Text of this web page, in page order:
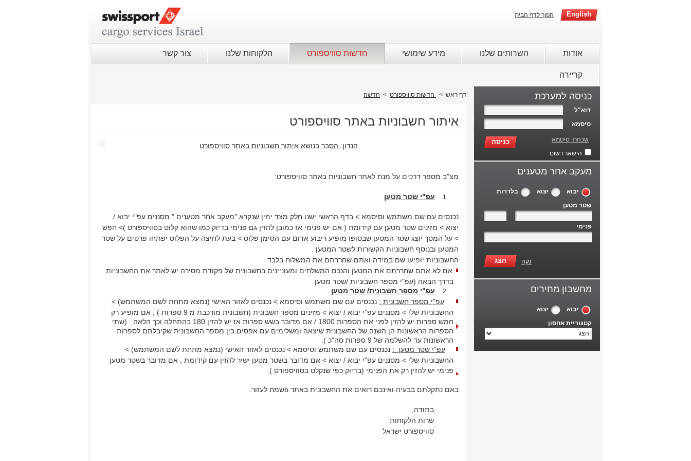
English הפוך לדף הבית
אודות השרותים שלנו מידע שימושי חדשות סוויספורט הלקוחות שלנו צור קשר
קריירה
כניסה למערכת
דוא"ל
סיסמא
שכחתי סיסמא כניסה
הישאר רשום
מעקב אחר מטענים
יבוא יצוא
בלדרות
שטר מטען
פנימי
הצג נקה
מחשבון מחירים
יבוא
יצוא
קטגוריית אחסון
דף ראשי > חדשות סוויספורט > חדשה
איתור חשבוניות באתר סוויספורט
הנדון: הסבר בנושא איתור חשבוניות באתר סוויספורט
מצ"ב מספר דרכים על מנת לאתר חשבוניות באתר סוויספורט:
1. עפ"י שטר מטען
נכנסים עם שם משתמש וסיסמא > בדף הראשי ישנו חלק מצד ימין שנקרא "מעקב אחר מטענים " מסננים עפ"י יבוא /
יצוא > מזינים שטר מטען עם קידומת ( אם יש פנימי אז כמובן להזין גם פנימי בדיוק כמו שהוא קלוט בסוויספורט )> חפש
> על המסך יוצג שטר המטען שבסופו מופיע ריבוע אדום עם הסימן פלוס > בעת לחיצה על הפלוס יפתחו פרטים על שטר
המטען ובנוסף חשבוניות הקשורות לשטר המטען .
החשבוניות יופיעו שם במידה ואתם שחררתם את המשלוח בלבד
אם לא אתם שחררתם את המטען והנכם המשלחים ומעוניינים בחשבונית של פקודת מסירה יש לאתר את החשבוניות
בדרך הבאה (עפ"י מספר חשבוניות /שטר מטען
2.
עפ"י מספר חשבונית/ שטר מטען
עפ"י מספר חשבונית : נכנסים עם שם משתמש וסיסמא > נכנסים לאזור האישי (נמצא מתחת לשם המשתמש) >
החשבוניות שלי > מסננים עפ"י יבוא / יצוא > מזינים מספר חשבונית (חשבונית מורכבת מ 9 ספרות ) , אם מופיע רק
חמש ספרות יש להזין לפני את הספרות 1800 / אם מדובר בשש ספרות אז יש להזין 180 בהתחלה וכך הלאה . (שתי
הספרות הראשונות הן השנה של החשבונית שיצאה ומשלימים עם אפסים בין מספר החשבונית שקיבלתם לספרות
הראשונות עד להשלמה של 9 ספרות סה"כ ).
עפ"י שטר מטען : נכנסים עם שם משתמש וסיסמא > נכנסים לאזור האישי (נמצא מתחת לשם המשתמש) >
החשבוניות שלי > מסננים עפ"י יבוא / יצוא > אם מדובר בשטר מטען ישיר להזין עם קידומת , אם מדובר בשטר מטען
פנימי יש להזין רק את הפנימי (בדיוק כפי שנקלט בסוויספורט ).
באם נתקלתם בבעיה ואינכם רואים את החשבונית באתר bשמח לעזור.
בתודה,
שרות הלקוחות
סוויספורט ישראל